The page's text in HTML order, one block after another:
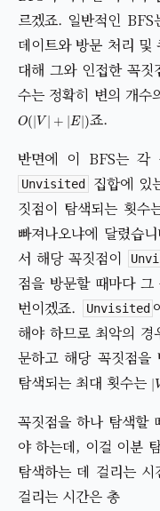
르겠죠. 일반적인
데이트와 방문 처리 및
대해 그와 인접한 꼭
수는 정확히 변의 개수
죠.
반면에 이 BFS는 각
Unvisited
집합에 있
짓점이 탐색되는 횟수
빠져나오냐에 달렸습
서 해당 꼭짓점이
점을 방문할 때마다
번이겠죠.
Unvisited
해야 하므로 최악의
문하고 해당 꼭짓점을
탐색되는 최대 횟수는
꼭짓점을 하나 탐색할
야 하는데, 이걸 이분
탐색하는 데 걸리는 시
걸리는 시간은 총